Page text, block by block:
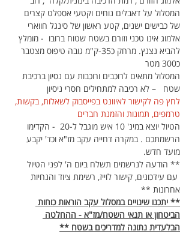
המסלול על דאבלים נוחים וקטעי אספלט קצרים
של כבישים ישנים, קטע ראשון של סינגל חווארי
אלמוג אינו טכני וזורם בשטח שטוח ברובו  - מומלץ
להביא נצנץ. מרחק כ35-ק"מ גובה טיפוס מצטבר
כ300 מטר
המסלול מתאים לרוכבים ורוכבות עם נסיון ברכיבת
שטח   – לא רכיבה למתחילים חסרי ניסיון
לחץ פה לקישור לאיוונט בפייסבוק לשאלות, בקשות,
טרמפים, תמונות והזמנת חברים
הטיול יוצא במינ' 10 איש מוגבל ל-20  - הקדימו
הרשמתכם . במקרה דחייה עקב מז"א וכד' יקבע
מועד חדש.
** הודעה לנרשמים תשלח ביום ה' לפני הטיול
עם עידכונים, קישור לוייז, רשימת ציוד והנחיות
אחרונות **
** יתכנו שינויים במסלול עקב הוראות כוחות
הביטחון או תנאי השטח/מז"א - ההחלטה
הבלעדית נתונה למדריכים בשטח **